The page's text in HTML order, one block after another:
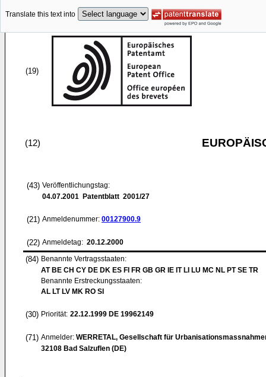
Translate this text into
(19)
(12)
(43) Veröffentlichungstag:
04.07.2001 Patentblatt 2001/27
(21) Anmeldenummer: 00127900.9
(22) Anmeldetag: 20.12.2000
(84) Benannte Vertragsstaaten:
AT BE CH CY DE DK ES FI FR GB GR IE IT LI LU MC NL PT SE TR
Benannte Erstreckungsstaaten:
AL LT LV MK RO SI
(30) Priorität: 22.12.1999 DE 19962149
(71) Anmelder: WERRETAL, Gesellschaft für
32108 Bad Salzuflen (DE)